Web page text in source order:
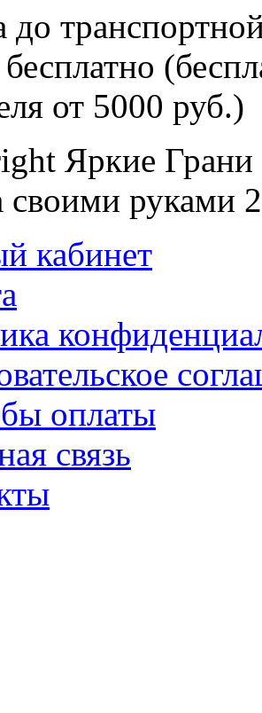
до
от 5000 руб.)
Яркие Грани
своими руками
кабинет
оплаты
связь